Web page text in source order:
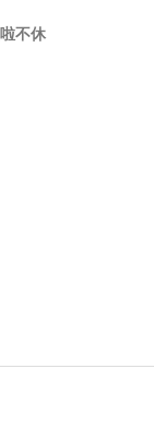
不休